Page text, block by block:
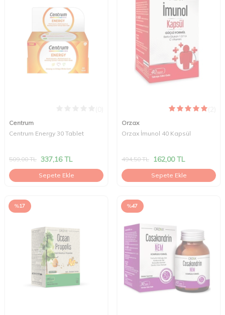
Centrum
Centrum Energy 30 Tablet
509,00TL 337,16TL
Sepete Ekle
Orzax
Orzax İmunol 40 Kapsül
494,50TL 162,00TL
Sepete Ekle
%17 %47